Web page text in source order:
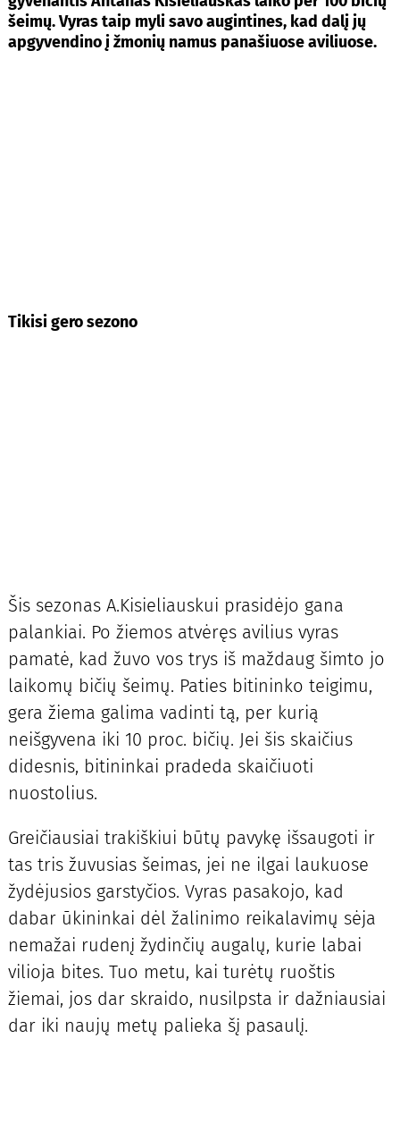
šeimų. Vyras taip myli savo augintines, kad dalį jų
apgyvendino į žmonių namus panašiuose aviliuose.
Tikisi gero sezono
Šis sezonas A.Kisieliauskui prasidėjo gana
palankiai. Po žiemos atvėręs avilius vyras
pamatė, kad žuvo vos trys iš maždaug šimto jo
laikomų bičių šeimų. Paties bitininko teigimu,
gera žiema galima vadinti tą, per kurią
neišgyvena iki 10 proc. bičių. Jei šis skaičius
didesnis, bitininkai pradeda skaičiuoti
nuostolius.
Greičiausiai trakiškiui būtų pavykę išsaugoti ir
tas tris žuvusias šeimas, jei ne ilgai laukuose
žydėjusios garstyčios. Vyras pasakojo, kad
dabar ūkininkai dėl žalinimo reikalavimų sėja
nemažai rudenį žydinčių augalų, kurie labai
vilioja bites. Tuo metu, kai turėtų ruoštis
žiemai, jos dar skraido, nusilpsta ir dažniausiai
dar iki naujų metų palieka šį pasaulį.